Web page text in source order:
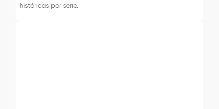
históricas por serie.